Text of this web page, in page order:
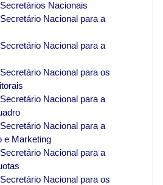
Nacionais
Nacional para a
Nacional para a
Nacional para os
Nacional para a
Nacional para a
e Marketing
Nacional para a
Nacional para os